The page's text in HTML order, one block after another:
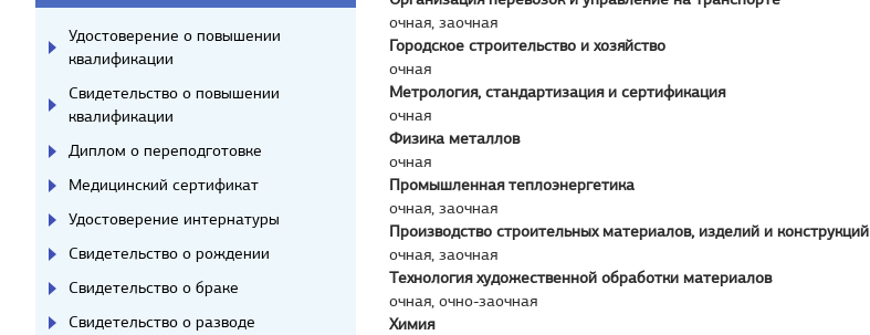
очная, заочная
Городское строительство и хозяйство
очная
Метрология, стандартизация и сертификация
очная
Физика металлов
очная
Промышленная теплоэнергетика
очная, заочная
Производство строительных материалов, изделий и конструкций
очная, заочная
Технология художественной обработки материалов
очная, очно-заочная
Химия
Удостоверение о повышении
квалификации
Свидетельство о повышении
квалификации
Диплом о переподготовке
Медицинский сертификат
Удостоверение интернатуры
Свидетельство о рождении
Свидетельство о браке
Свидетельство о разводе